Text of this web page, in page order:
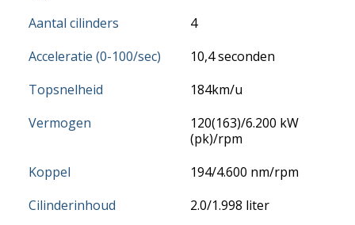
Aantal cilinders
4
Acceleratie (0-100/sec)
10,4 seconden
Topsnelheid
184km/u
Vermogen
120(163)/6.200 kW
(pk)/rpm
Koppel
194/4.600 nm/rpm
Cilinderinhoud
2.0/1.998 liter